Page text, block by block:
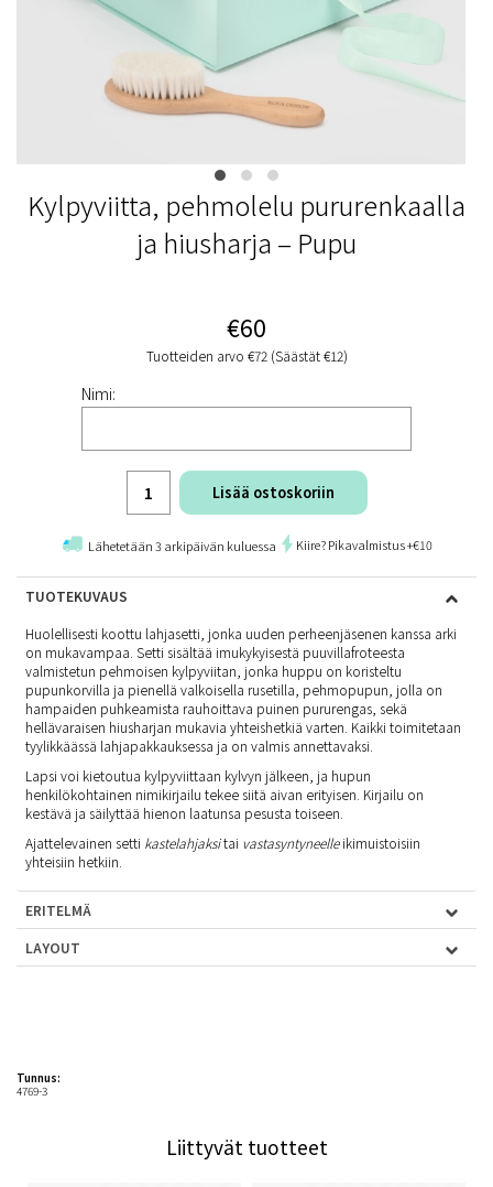
Kylpyviitta, pehmolelu pururenkaalla
ja hiusharja – Pupu
€60
Tuotteiden arvo €72 (Säästät €12)
Nimi:
Lisää ostoskoriin
Lähetetään 3 arkipäivän kuluessa Kiire? Pikavalmistus +€10
TUOTEKUVAUS
Huolellisesti koottu lahjasetti, jonka uuden perheenjäsenen kanssa arki
on mukavampaa. Setti sisältää imukykyisestä puuvillafroteesta
valmistetun pehmoisen kylpyviitan, jonka huppu on koristeltu
pupunkorvilla ja pienellä valkoisella rusetilla, pehmopupun, jolla on
hampaiden puhkeamista rauhoittava puinen pururengas, sekä
hellävaraisen hiusharjan mukavia yhteishetkiä varten. Kaikki toimitetaan
tyylikkäässä lahjapakkauksessa ja on valmis annettavaksi.
Lapsi voi kietoutua kylpyviittaan kylvyn jälkeen, ja hupun
henkilökohtainen nimikirjailu tekee siitä aivan erityisen. Kirjailu on
kestävä ja säilyttää hienon laatunsa pesusta toiseen.
Ajattelevainen setti kastelahjaksitai vastasyntyneelleikimuistoisiin
yhteisiin hetkiin.
ERITELMÄ
LAYOUT
Tunnus:
4769-3
Liittyvät tuotteet